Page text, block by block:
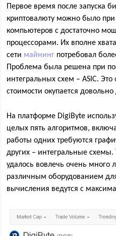
Первое время после запуска
криптовалюту можно было
компьютеров с достаточно
процессорами. Их вполне
сети майнинг потребовал
Проблема была решена при
интегральных схем – ASIC.
стоимости окупается довольно
На платформе DigiByte
целых пять алгоритмов,
работы одних требуются
других – интегральные
удалось вовлечь очень
различным оборудованием
вычисления ведутся с